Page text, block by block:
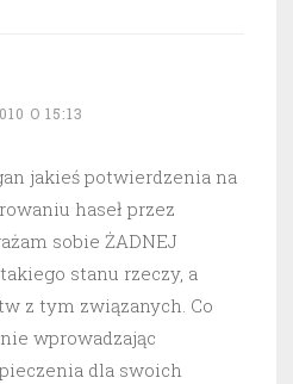
O 15:13
jakieś potwierdzenia na
haseł przez
sobie ŻADNEJ
stanu rzeczy, a
z tym związanych. Co
wprowadzając
dla swoich